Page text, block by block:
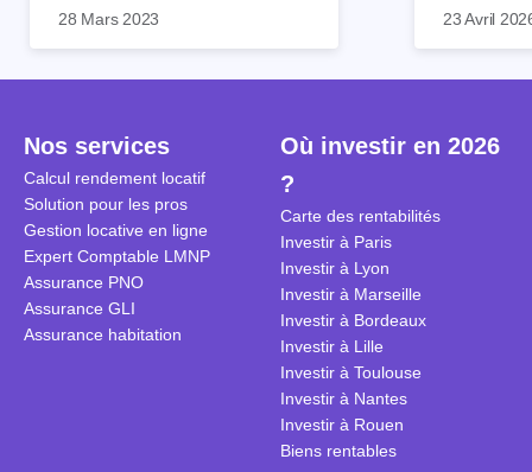
obligations en tant que
inconvénients présente ce type
28 Mars 2023
découvrez
23 Avril
Nos services
Calcul rendement locatif
Solution pour les pros
Gestion locative en ligne
Expert Comptable LMNP
Assurance PNO
Assurance GLI
Assurance habitation
Où investir en 2026
?
Carte des rentabilités
Investir à Paris
Investir à Lyon
Investir à Marseille
Investir à Bordeaux
Investir à Lille
Investir à Toulouse
Investir à Nantes
Investir à Rouen
Biens rentables